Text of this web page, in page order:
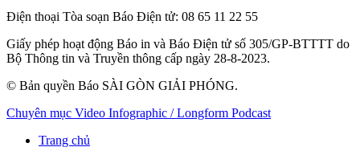
Điện thoại Tòa soạn Báo Điện tử: 08 65 11 22 55
Giấy phép hoạt động Báo in và Báo Điện tử số 305/GP-BTTTT do
Bộ Thông tin và Truyền thông cấp ngày 28-8-2023.
© Bản quyền Báo SÀI GÒN GIẢI PHÓNG.
Chuyên mục Video Infographic / Longform Podcast
Trang chủ